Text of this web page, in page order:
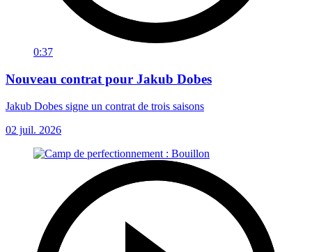
0:37
Nouveau contrat pour Jakub Dobes
Jakub Dobes signe un contrat de trois saisons
02 juil. 2026